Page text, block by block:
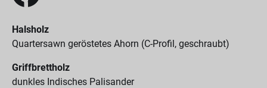
Halsholz
Quartersawn geröstetes Ahorn (C-Profil, geschraubt)
Griffbrettholz
dunkles Indisches Palisander